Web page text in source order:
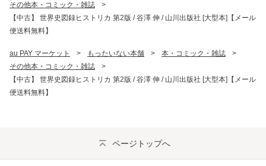
その他本・コミック・雑誌
>
【中古】 世界史図録ヒストリカ 第2版 / 谷澤 伸 / 山川出版社 [大型本]【メール
便送料無料】
au PAY マーケット > もったいない本舗 > 本・コミック・雑誌
>
その他本・コミック・雑誌
>
【中古】 世界史図録ヒストリカ 第2版 / 谷澤 伸 / 山川出版社 [大型本]【メール
便送料無料】
ページトップへ